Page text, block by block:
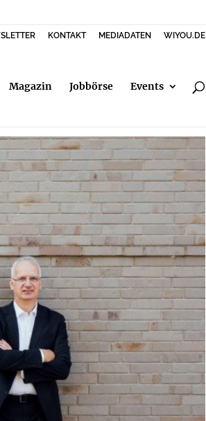
KONTAKT MEDIADATEN WIYOU.DE
Magazin Jobbörse Events